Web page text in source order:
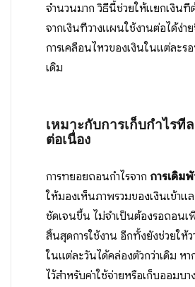
จำนวนมาก วิธีนี้ช่วยให้แยกเงินที่
จากเงินที่วางแผนใช้งานต่อได้ง่า
การเคลื่อนไหวของเงินในแต่ละร
เดิม
เหมาะกับการเก็บกำไรที
ต่อเนื่อง
การทยอยถอนกำไรจาก การเดิม
ให้มองเห็นภาพรวมของเงินเข้าแ
ชัดเจนขึ้น ไม่จำเป็นต้องรอถอนเ
สิ้นสุดการใช้งาน อีกทั้งยังช่วยให้ว
ในแต่ละวันได้คล่องตัวกว่าเดิม หา
ไว้สำหรับค่าใช้จ่ายหรือเก็บออมบ